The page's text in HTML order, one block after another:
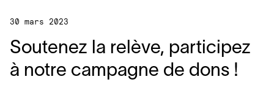
30 mars 2023
Soutenez la relève, participez
à notre campagne de dons !